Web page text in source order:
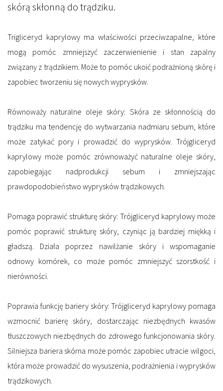
skórą skłonną do trądziku.
Trigliceryd kaprylowy ma właściwości przeciwzapalne, które
mogą pomóc zmniejszyć zaczerwienienie i stan zapalny
związany z trądzikiem. Może to pomóc ukoić podrażnioną skórę i
zapobiec tworzeniu się nowych wyprysków.
Równoważy naturalne oleje skóry: Skóra ze skłonnością do
trądziku ma tendencję do wytwarzania nadmiaru sebum, które
może zatykać pory i prowadzić do wyprysków. Trójgliceryd
kaprylowy może pomóc zrównoważyć naturalne oleje skóry,
zapobiegając nadprodukcji sebum i zmniejszając
prawdopodobieństwo wyprysków trądzikowych.
Pomaga poprawić strukturę skóry:Trójgliceryd kaprylowy może
pomóc poprawić strukturę skóry, czyniąc ją bardziej miękką i
gładszą. Działa poprzez nawilżanie skóry i wspomaganie
odnowy komórek, co może pomóc zmniejszyć szorstkość i
nierówności.
Poprawia funkcję bariery skóry:Trójgliceryd kaprylowy pomaga
wzmocnić barierę skóry, dostarczając niezbędnych kwasów
tłuszczowych niezbędnych do zdrowego funkcjonowania skóry.
Silniejsza bariera skórna może pomóc zapobiec utracie wilgoci,
która może prowadzić do wysuszenia, podrażnienia i wyprysków
trądzikowych.